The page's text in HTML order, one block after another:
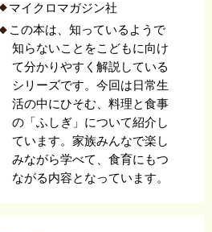
マイクロマガジン社
この本は、知っているようで
知らないことをこどもに向け
て分かりやすく解説している
シリーズです。今回は日常生
活の中にひそむ、料理と食事
の「ふしぎ」について紹介し
ています。家族みんなで楽し
みながら学べて、食育にもつ
ながる内容となっています。